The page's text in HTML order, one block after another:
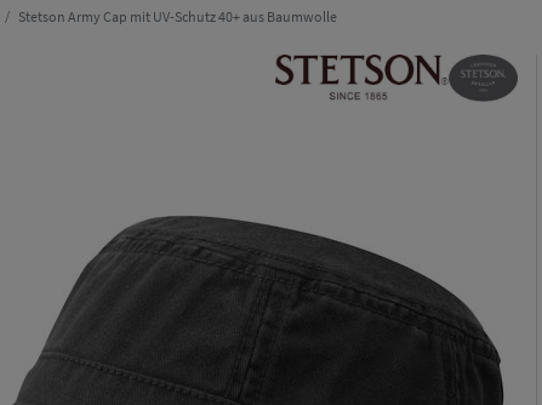
Stetson Army Cap mit UV-Schutz 40+ aus Baumwolle